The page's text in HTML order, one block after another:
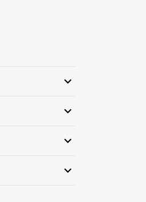
expand_more
expand_more
expand_more
expand_more